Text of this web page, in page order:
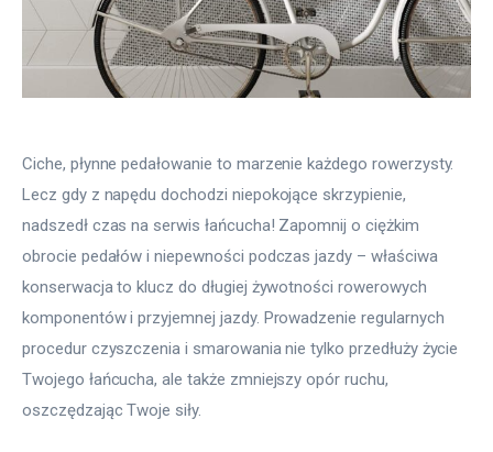
Ciche, płynne pedałowanie to marzenie każdego rowerzysty.
Lecz gdy z napędu dochodzi niepokojące skrzypienie,
nadszedł czas na serwis łańcucha! Zapomnij o ciężkim
obrocie pedałów i niepewności podczas jazdy – właściwa
konserwacja to klucz do długiej żywotności rowerowych
komponentów i przyjemnej jazdy. Prowadzenie regularnych
procedur czyszczenia i smarowania nie tylko przedłuży życie
Twojego łańcucha, ale także zmniejszy opór ruchu,
oszczędzając Twoje siły.